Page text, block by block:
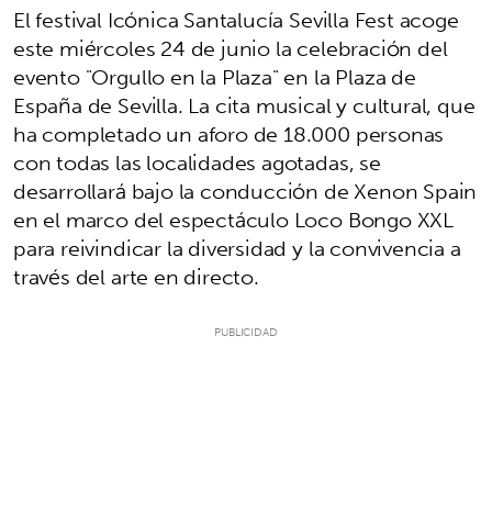
El festival Icónica Santalucía Sevilla Fest acoge
este miércoles 24 de junio la celebración del
evento "Orgullo en la Plaza" en la Plaza de
España de Sevilla. La cita musical y cultural, que
ha completado un aforo de 18.000 personas
con todas las localidades agotadas, se
desarrollará bajo la conducción de Xenon Spain
en el marco del espectáculo Loco Bongo XXL
para reivindicar la diversidad y la convivencia a
través del arte en directo.